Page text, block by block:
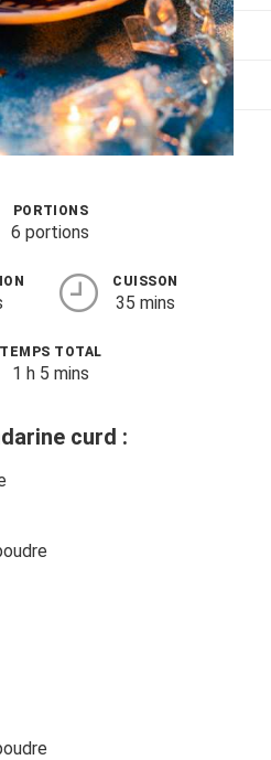
livres
cookies (UE)
PORTIONS
6 portions
CUISSON
35 mins
TEMPS TOTAL
1 h 5 mins
curd :